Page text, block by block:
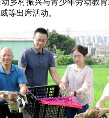
乡村振兴与青少年劳动教
等出席活动。